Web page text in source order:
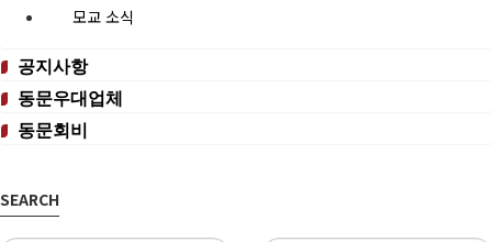
모교 소식
공지사항
동문우대업체
동문회비
SEARCH